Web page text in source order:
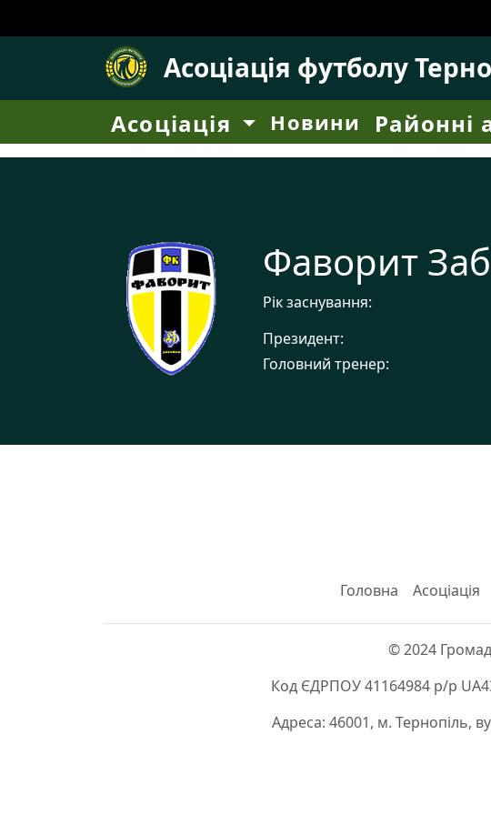
Асоціація футболу
Асоціація Новини Районні
Фаворит
Рік заснування:
Президент:
Головний тренер:
Головна Асоціація
© 2024
Код ЄДРПОУ 41164984 р/р
Адреса: 46001, м. Тернопіль,